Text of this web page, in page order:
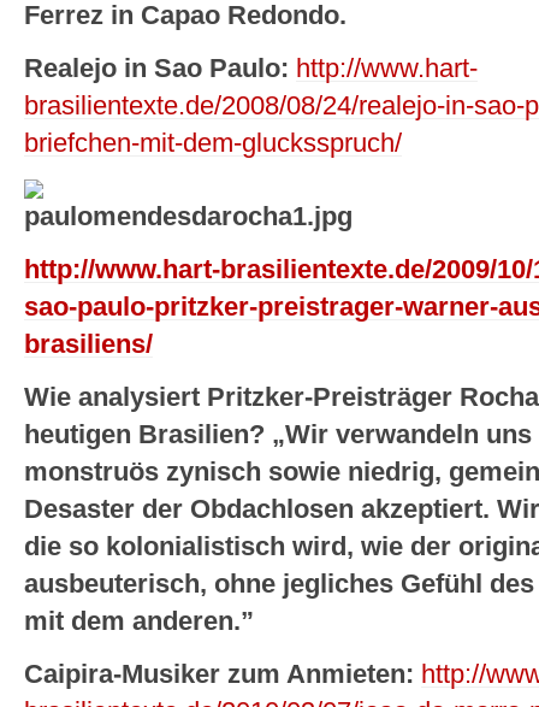
Ferrez in Capao Redondo.
Realejo in Sao Paulo: http://www.hart-
brasilientexte.de/2008/08/24/realejo-in-sao-
briefchen-mit-dem-glucksspruch/
http://www.hart-brasilientexte.de/2009/
sao-paulo-pritzker-preistrager-warner-
brasiliens/
Wie analysiert Pritzker-Preisträger
heutigen Brasilien? „Wir verwandeln
monstruös zynisch sowie niedrig,
Desaster der Obdachlosen akzeptiert.
die so kolonialistisch wird, wie der
ausbeuterisch, ohne jegliches Gefühl
mit dem anderen.”
Caipira-Musiker zum Anmieten: http://